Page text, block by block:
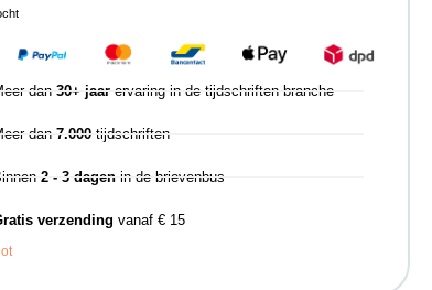
dan30+ jaar ervaring in de tijdschriften branche
dan7.000 tijdschriften
2 - 3 dagen in de brievenbus
verzending vanaf € 15